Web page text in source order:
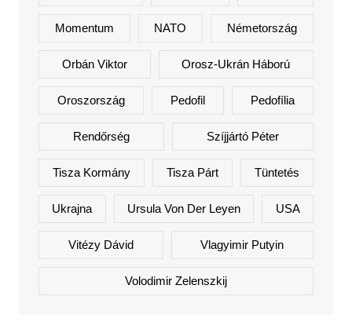
Momentum NATO Németország
Orbán Viktor Orosz-Ukrán Háború
Oroszország Pedofil Pedofília
Rendőrség Szíjjártó Péter
Tisza Kormány Tisza Párt Tüntetés
Ukrajna Ursula Von Der Leyen USA
Vitézy Dávid Vlagyimir Putyin
Volodimir Zelenszkij